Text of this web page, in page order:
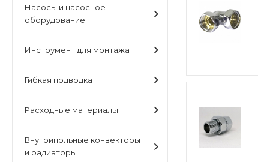
Насосы и насосное
оборудование
Инструмент для монтажа
Гибкая подводка
Расходные материалы
Внутрипольные конвекторы
и радиаторы